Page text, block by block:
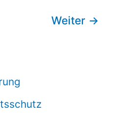
Weiter →